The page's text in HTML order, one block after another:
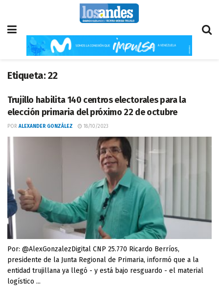
Etiqueta:22
Trujillo habilita 140 centros electorales para la
elección primaria del próximo 22 de octubre
POR ALEXANDER GONZÁLEZ 18/10/2023
Por: @AlexGonzalezDigital CNP 25.770 Ricardo Berríos,
presidente de la Junta Regional de Primaria, informó que a la
entidad trujillana ya llegó - y está bajo resguardo - el material
logístico ...